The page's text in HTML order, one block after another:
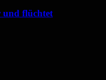
und flüchtet